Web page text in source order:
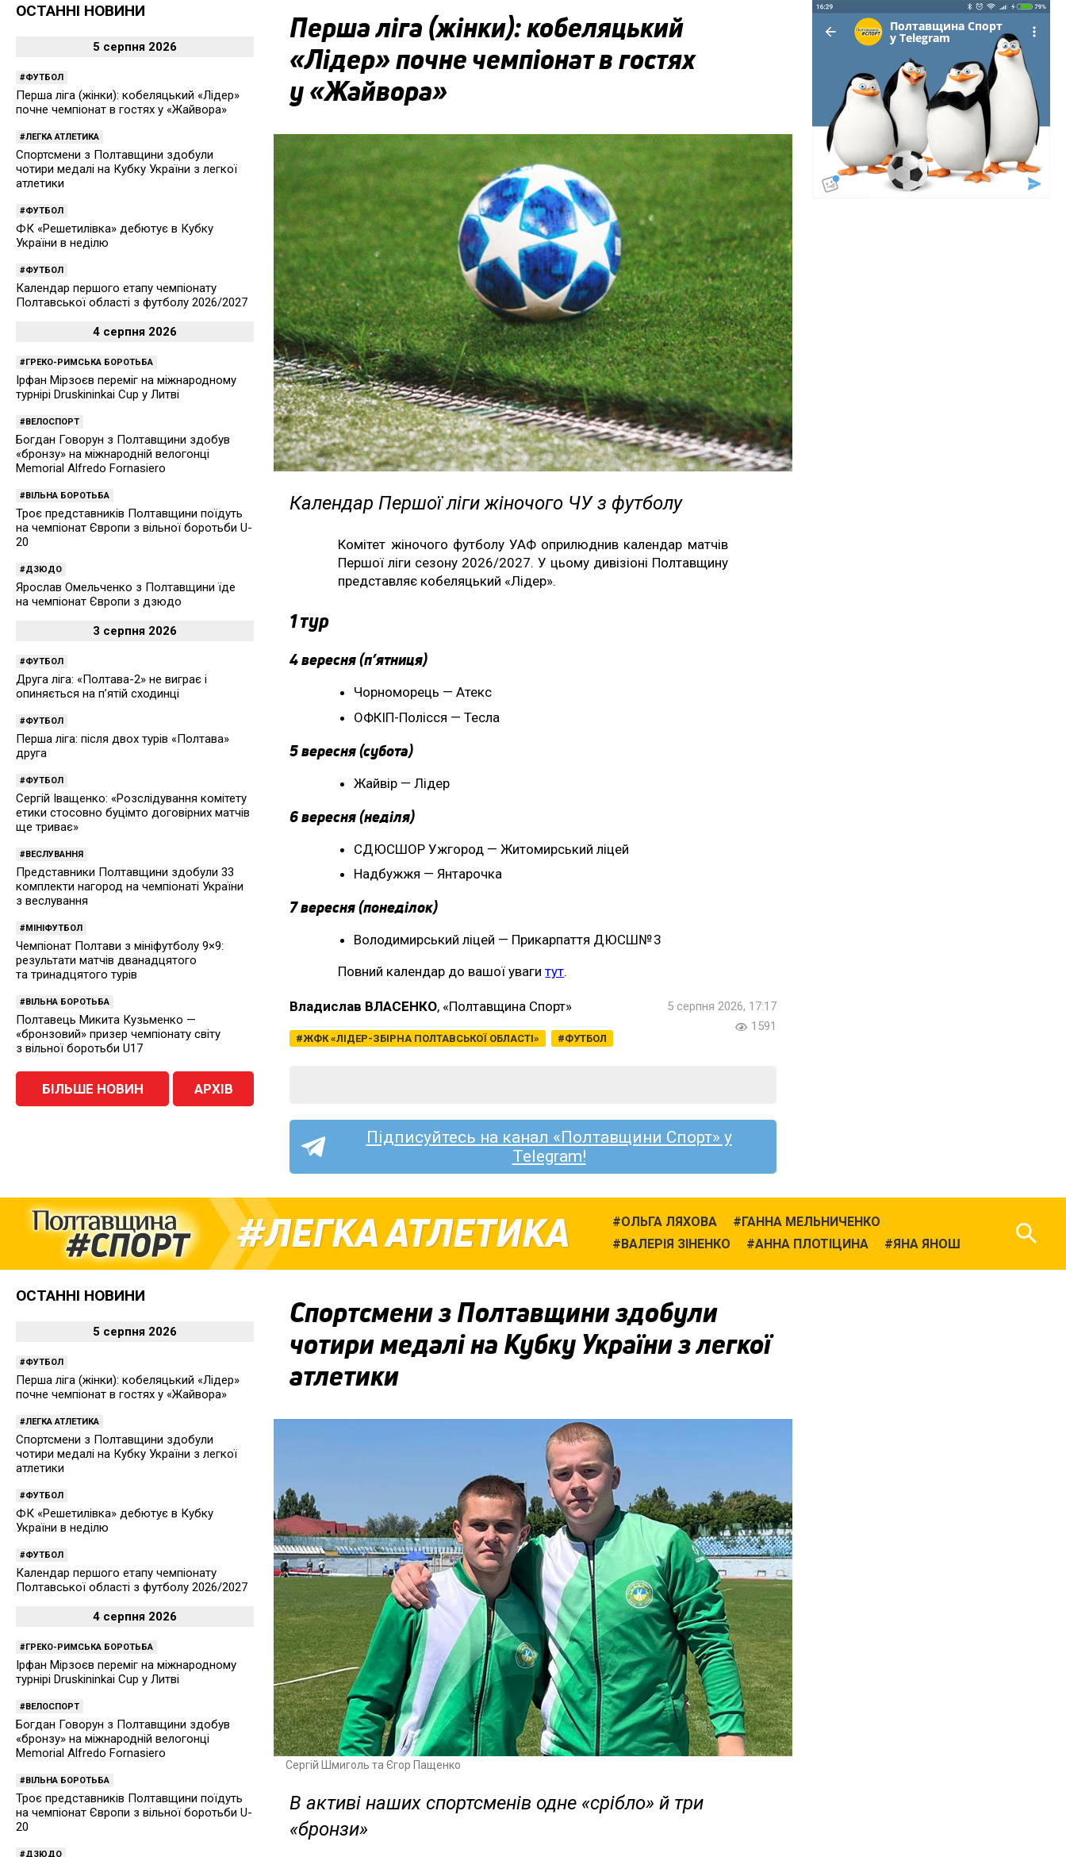
Перша ліга (жінки): кобеляцький
«Лідер» почне чемпіонат в гостях
у «Жайвора»
Календар Першої ліги жіночого ЧУ з футболу
Комітет жіночого футболу УАФ оприлюднив календар матчів
Першої ліги сезону 2026/2027. У цьому дивізіоні Полтавщину
представляє кобеляцький «Лідер».
1 тур
4 вересня (п’ятниця)
Чорноморець — Атекс
ОФКІП-Полісся — Тесла
5 вересня (субота)
Жайвір — Лідер
6 вересня (неділя)
СДЮСШОР Ужгород — Житомирський ліцей
Надбужжя — Янтарочка
7 вересня (понеділок)
Володимирський ліцей — Прикарпаття ДЮСШ№ 3
Повний календар до вашої увагитут.
Владислав ВЛАСЕНКО, «Полтавщина Спорт»
ЖФК «ЛІДЕР-ЗБІРНА ПОЛТАВСЬКОЇ ОБЛАСТІ» ФУТБОЛ
5 серпня 2026, 17:17
1591
Підписуйтесь на канал «Полтавщини Спорт» у
Telegram!
ОСТАННІ НОВИНИ
5 серпня 2026
ФУТБОЛ
Перша ліга (жінки): кобеляцький «Лідер»
почне чемпіонат в гостях у «Жайвора»
ЛЕГКА АТЛЕТИКА
Спортсмени з Полтавщини здобули
чотири медалі на Кубку України з легкої
атлетики
ФУТБОЛ
ФК «Решетилівка» дебютує в Кубку
України в неділю
ФУТБОЛ
Календар першого етапу чемпіонату
Полтавської області з футболу 2026/2027
4 серпня 2026
ГРЕКО-РИМСЬКА БОРОТЬБА
Ірфан Мірзоєв переміг на міжнародному
турнірі Druskininkai Cup у Литві
ВЕЛОСПОРТ
Богдан Говорун з Полтавщини здобув
«бронзу» на міжнародній велогонці
Memorial Alfredo Fornasiero
ВІЛЬНА БОРОТЬБА
Троє представників Полтавщини поїдуть
на чемпіонат Європи з вільної боротьби U-
20
ДЗЮДО
Ярослав Омельченко з Полтавщини їде
на чемпіонат Європи з дзюдо
3 серпня 2026
ФУТБОЛ
Друга ліга: «Полтава-2» не виграє і
опиняється на п’ятій сходинці
ФУТБОЛ
Перша ліга: після двох турів «Полтава»
друга
ФУТБОЛ
Сергій Іващенко: «Розслідування комітету
етики стосовно буцімто договірних матчів
ще триває»
ВЕСЛУВАННЯ
Представники Полтавщини здобули 33
комплекти нагород на чемпіонаті України
з веслування
МІНІФУТБОЛ
Чемпіонат Полтави з мініфутболу 9×9:
результати матчів дванадцятого
та тринадцятого турів
ВІЛЬНА БОРОТЬБА
Полтавець Микита Кузьменко —
«бронзовий» призер чемпіонату світу
з вільної боротьби U17
БІЛЬШЕ НОВИН АРХІВ
ЛЕГКА АТЛЕТИКА ОЛЬГА ЛЯХОВА
ГАННА МЕЛЬНИЧЕНКО
ВАЛЕРІЯ ЗІНЕНКО
АННА ПЛОТІЦИНА ЯНА ЯНОШ
Спортсмени з Полтавщини здобули
чотири медалі на Кубку України з легкої
атлетики
Сергій Шмиголь та Єгор Пащенко
В активі наших спортсменів одне «срібло» й три
«бронзи»
ОСТАННІ НОВИНИ
5 серпня 2026
ФУТБОЛ
Перша ліга (жінки): кобеляцький «Лідер»
почне чемпіонат в гостях у «Жайвора»
ЛЕГКА АТЛЕТИКА
Спортсмени з Полтавщини здобули
чотири медалі на Кубку України з легкої
атлетики
ФУТБОЛ
ФК «Решетилівка» дебютує в Кубку
України в неділю
ФУТБОЛ
Календар першого етапу чемпіонату
Полтавської області з футболу 2026/2027
4 серпня 2026
ГРЕКО-РИМСЬКА БОРОТЬБА
Ірфан Мірзоєв переміг на міжнародному
турнірі Druskininkai Cup у Литві
ВЕЛОСПОРТ
Богдан Говорун з Полтавщини здобув
«бронзу» на міжнародній велогонці
Memorial Alfredo Fornasiero
ВІЛЬНА БОРОТЬБА
Троє представників Полтавщини поїдуть
на чемпіонат Європи з вільної боротьби U-
20
ДЗЮДО